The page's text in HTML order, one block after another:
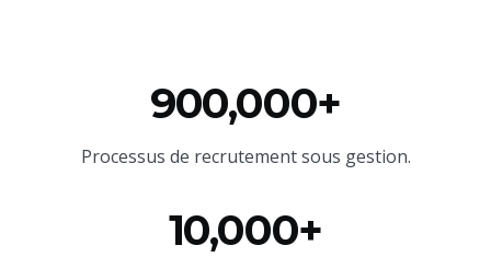
900,000+
Processus de recrutement sous gestion.
10,000+